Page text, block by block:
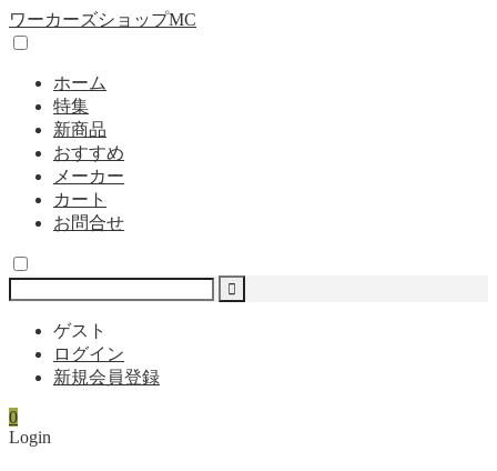
ワーカーズショップMC
ホーム
特集
新商品
おすすめ
メーカー
カート
お問合せ
ゲスト
ログイン
新規会員登録
0
Login